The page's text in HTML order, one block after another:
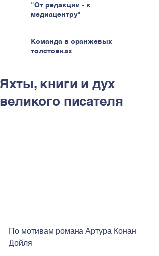
"От редакции - к
медиацентру"
Команда в оранжевых
толстовках
Яхты, книги и дух
великого писателя
По мотивам романа Артура Конан
Дойля